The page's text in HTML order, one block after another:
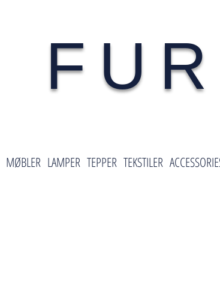
MØBLER LAMPER TEPPER TEKSTILER